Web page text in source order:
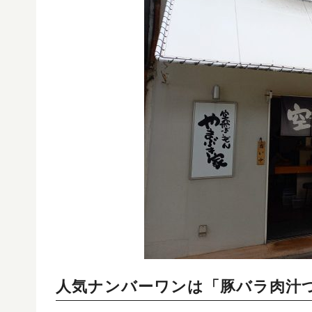
人気ナンバーワンは「豚バラ肉汁